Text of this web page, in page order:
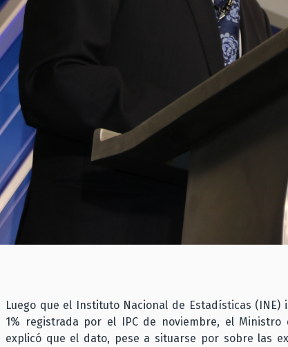
Luego que el Instituto Nacional de Estadísticas
1% registrada por el IPC de noviembre, el Ministro
explicó que el dato, pese a situarse por sobre las